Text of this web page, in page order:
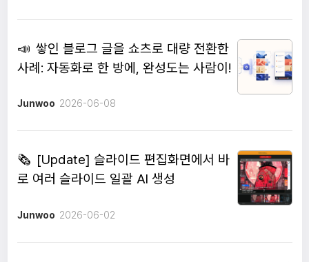
📣 쌓인 블로그 글을 쇼츠로 대량 전환한
사례: 자동화로 한 방에, 완성도는 사람이!
Junwoo 2026-06-08
🗞️ [Update] 슬라이드 편집화면에서 바
로 여러 슬라이드 일괄 AI 생성
Junwoo 2026-06-02